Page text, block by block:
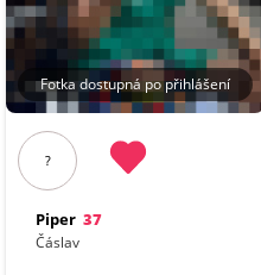
Fotka dostupná po přihlášení
?
Piper 37
Čáslav